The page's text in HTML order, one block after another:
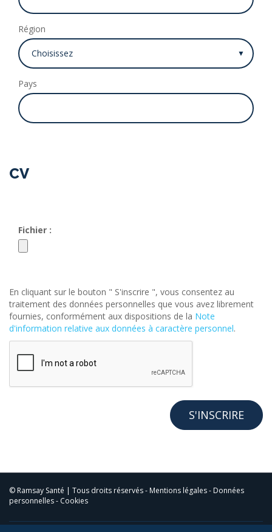
Région
Pays
CV
Fichier :
En cliquant sur le bouton " S'inscrire ", vous consentez au
traitement des données personnelles que vous avez librement
fournies, conformément aux dispositions de la Note
d'information relative aux données à caractère personnel.
© Ramsay Santé | Tous droits réservés - Mentions légales- Données
personnelles- Cookies